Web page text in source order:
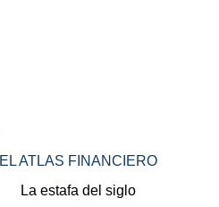
EL ATLAS FINANCIERO
La estafa del siglo